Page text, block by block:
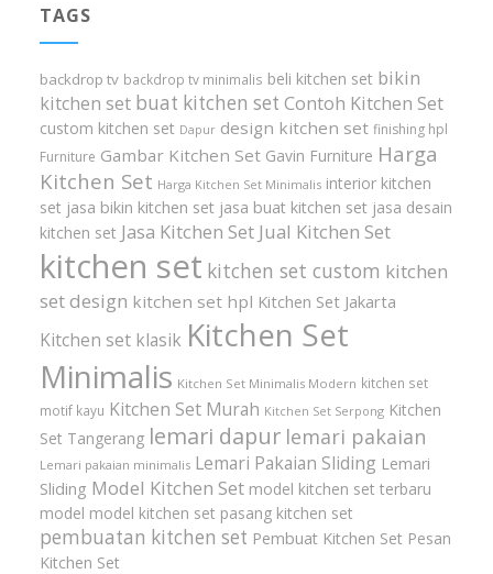
TAGS
backdrop tv backdrop tv minimalis beli kitchen set bikin
kitchen set buat kitchen set Contoh Kitchen Set
custom kitchen set Dapur design kitchen set finishing hpl
Furniture Gambar Kitchen Set Gavin Furniture Harga
Kitchen Set Harga Kitchen Set Minimalis interior kitchen
set jasa bikin kitchen set jasa buat kitchen set jasa desain
kitchen set Jasa Kitchen Set Jual Kitchen Set
kitchen set kitchen set custom kitchen
set design kitchen set hpl Kitchen Set Jakarta
Kitchen set klasik Kitchen Set
Minimalis Kitchen Set Minimalis Modern kitchen set
motif kayu Kitchen Set Murah Kitchen Set Serpong Kitchen
Set Tangerang lemari dapur lemari pakaian
Lemari pakaian minimalis Lemari Pakaian Sliding Lemari
Sliding Model Kitchen Set model kitchen set terbaru
model model kitchen set pasang kitchen set
pembuatan kitchen set Pembuat Kitchen Set Pesan
Kitchen Set